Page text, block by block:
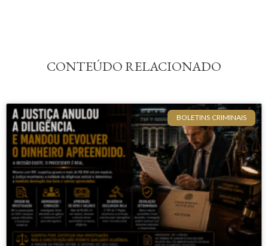
CONTEÚDO RELACIONADO
BOLETINS CRIMINAIS